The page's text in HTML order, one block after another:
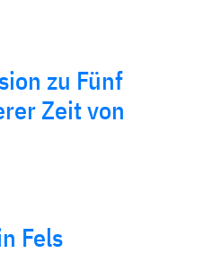
zu Fünf
Zeit von
Fels